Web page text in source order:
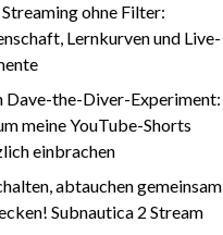
ohne Filter:
Lernkurven und Live-
Dave-the-Diver-Experiment:
meine YouTube-Shorts
einbrachen
abtauchen gemeinsam
Subnautica 2 Stream